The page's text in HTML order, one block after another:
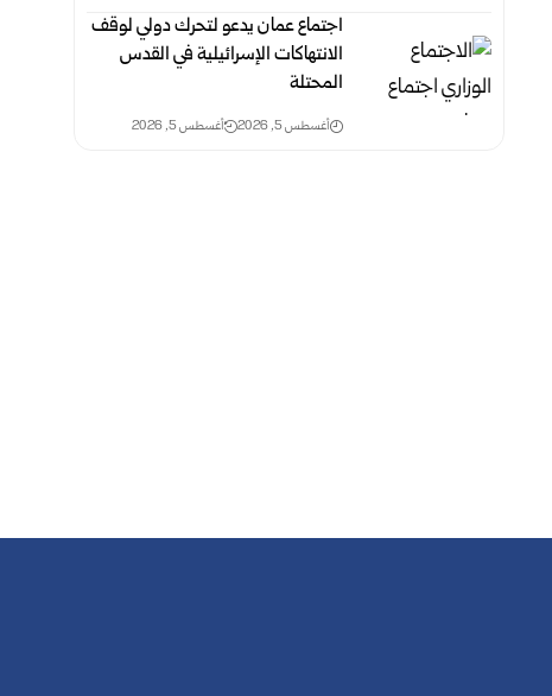
اجتماع عمان يدعو لتحرك دولي لوقف
الانتهاكات الإسرائيلية في القدس
المحتلة
أغسطس 5, 2026 أغسطس 5, 2026